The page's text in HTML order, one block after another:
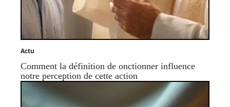
Actu
Comment la définition de onctionner influence
notre perception de cette action